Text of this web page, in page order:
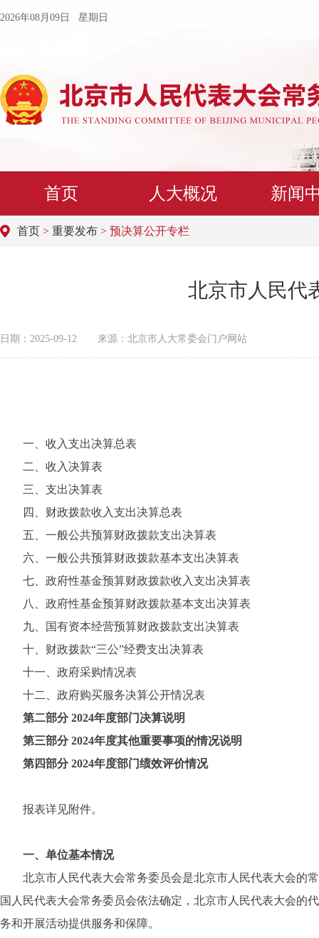
2026年08月09日 星期日
首页 人大概况 新闻
首页 > 重要发布 > 预决算公开专栏
北京市人民代
日期：2025-09-12 来源：北京市人大常委会门户网站
一、收入支出决算总表
二、收入决算表
三、支出决算表
四、财政拨款收入支出决算总表
五、一般公共预算财政拨款支出决算表
六、一般公共预算财政拨款基本支出决算表
七、政府性基金预算财政拨款收入支出决算表
八、政府性基金预算财政拨款基本支出决算表
九、国有资本经营预算财政拨款支出决算表
十、财政拨款“三公”经费支出决算表
十一、政府采购情况表
十二、政府购买服务决算公开情况表
第二部分 2024年度部门决算说明
第三部分 2024年度其他重要事项的情况说明
第四部分 2024年度部门绩效评价情况
报表详见附件。
一、单位基本情况
北京市人民代表大会常务委员会是北京市人民代表大会的常
国人民代表大会常务委员会依法确定，北京市人民代表大会的
务和开展活动提供服务和保障。